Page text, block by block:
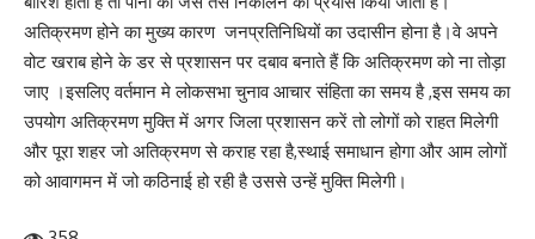
अतिक्रमण होने का मुख्य कारण जनप्रतिनिधियों का उदासीन होना है।वे अपने
वोट खराब होने के डर से प्रशासन पर दबाव बनाते हैं कि अतिक्रमण को ना तोड़ा
जाए ।इसलिए वर्तमान मे लोकसभा चुनाव आचार संहिता का समय है ,इस समय का
उपयोग अतिक्रमण मुक्ति में अगर जिला प्रशासन करें तो लोगों को राहत मिलेगी
और पूरा शहर जो अतिक्रमण से कराह रहा है,स्थाई समाधान होगा और आम लोगों
को आवागमन में जो कठिनाई हो रही है उससे उन्हें मुक्ति मिलेगी।